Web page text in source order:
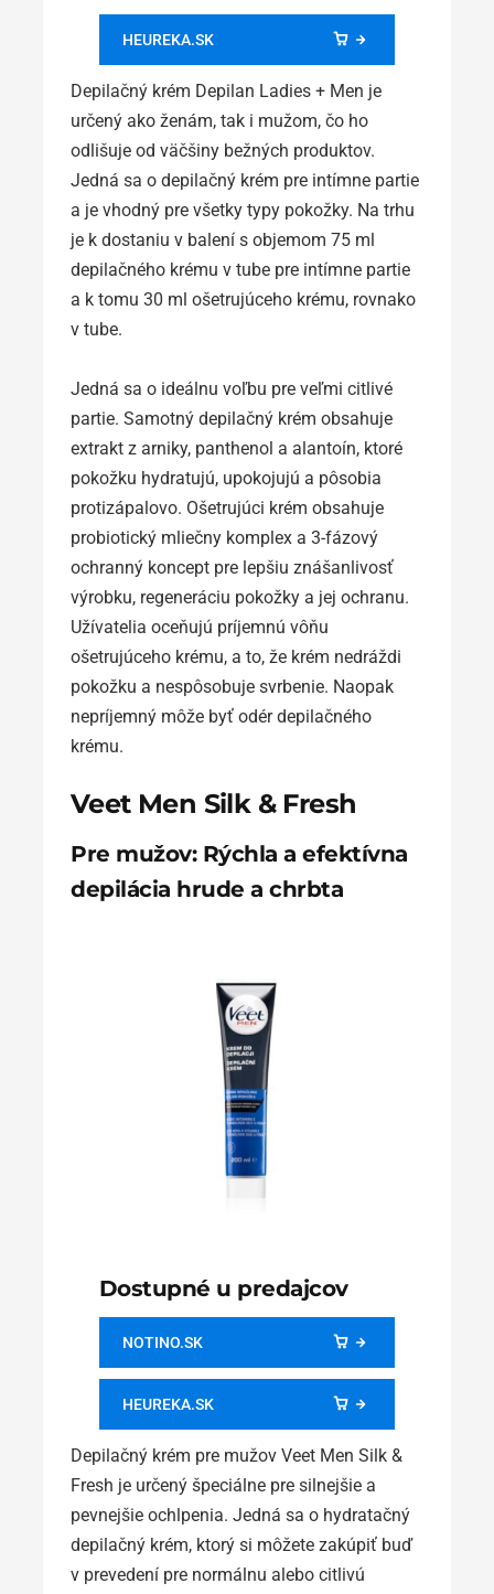
HEUREKA.SK
Depilačný krém Depilan Ladies + Men je
určený ako ženám, tak i mužom, čo ho
odlišuje od väčšiny bežných produktov.
Jedná sa o depilačný krém pre intímne partie
a je vhodný pre všetky typy pokožky. Na trhu
je k dostaniu v balení s objemom 75 ml
depilačného krému v tube pre intímne partie
a k tomu 30 ml ošetrujúceho krému, rovnako
v tube.
Jedná sa o ideálnu voľbu pre veľmi citlivé
partie. Samotný depilačný krém obsahuje
extrakt z arniky, panthenol a alantoín, ktoré
pokožku hydratujú, upokojujú a pôsobia
protizápalovo. Ošetrujúci krém obsahuje
probiotický mliečny komplex a 3-fázový
ochranný koncept pre lepšiu znášanlivosť
výrobku, regeneráciu pokožky a jej ochranu.
Užívatelia oceňujú príjemnú vôňu
ošetrujúceho krému, a to, že krém nedráždi
pokožku a nespôsobuje svrbenie. Naopak
nepríjemný môže byť odér depilačného
krému.
Veet Men Silk & Fresh
Pre mužov: Rýchla a efektívna
depilácia hrude a chrbta
Dostupné u predajcov
NOTINO.SK
HEUREKA.SK
Depilačný krém pre mužov Veet Men Silk &
Fresh je určený špeciálne pre silnejšie a
pevnejšie ochlpenia. Jedná sa o hydratačný
depilačný krém, ktorý si môžete zakúpiť buď
v prevedení pre normálnu alebo citlivú